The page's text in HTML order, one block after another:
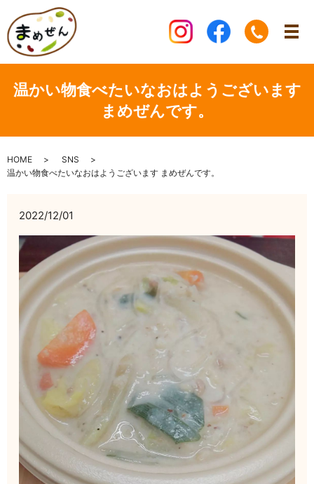
温かい物食べたいなおはようございます
まめぜんです。
HOME
SNS
温かい物食べたいなおはようございます まめぜんです。
2022/12/01